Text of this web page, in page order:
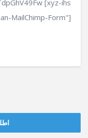
[xyz-ihs
MailChimp-Form"]